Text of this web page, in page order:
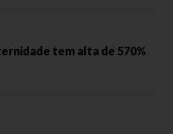
tem alta de 570%